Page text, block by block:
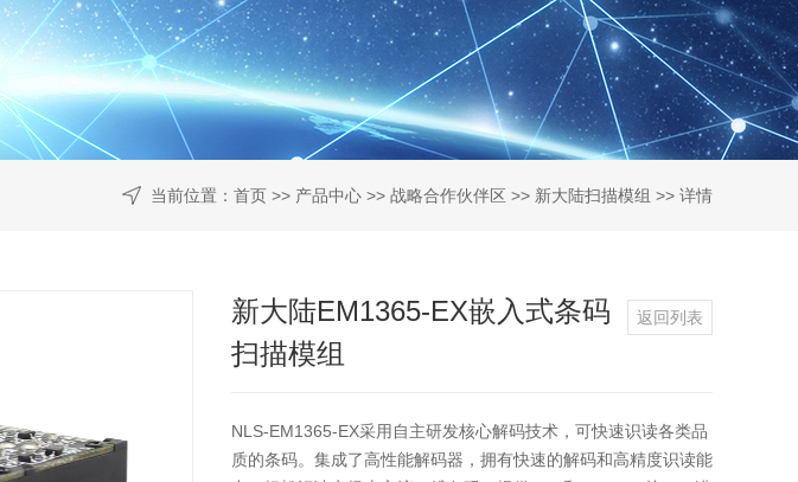
当前位置： 首页 >> 产品中心 >> 战略合作伙伴区 >> 新大陆扫描模组 >> 详情
新大陆EM1365-EX嵌入式条码
扫描模组
返回列表
NLS-EM1365-EX采用自主研发核心解码技术，可快速识读各类品
质的条码。集成了高性能解码器，拥有快速的解码和高精度识读能